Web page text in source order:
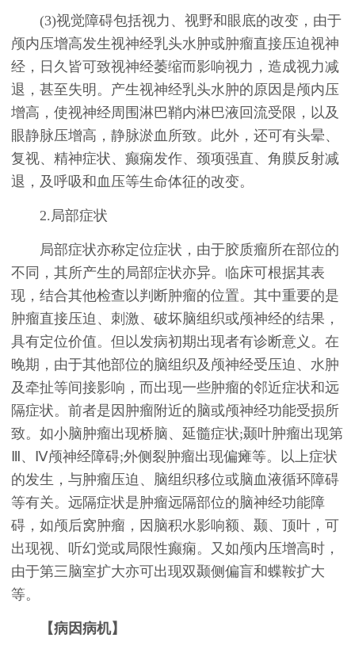
(3)视觉障碍包括视力、视野和眼底的改变，由于
颅内压增高发生视神经乳头水肿或肿瘤直接压迫视神
经，日久皆可致视神经萎缩而影响视力，造成视力减
退，甚至失明。产生视神经乳头水肿的原因是颅内压
增高，使视神经周围淋巴鞘内淋巴液回流受限，以及
眼静脉压增高，静脉淤血所致。此外，还可有头晕、
复视、精神症状、癫痫发作、颈项强直、角膜反射减
退，及呼吸和血压等生命体征的改变。
2.局部症状
局部症状亦称定位症状，由于胶质瘤所在部位的
不同，其所产生的局部症状亦异。临床可根据其表
现，结合其他检查以判断肿瘤的位置。其中重要的是
肿瘤直接压迫、刺激、破坏脑组织或颅神经的结果，
具有定位价值。但以发病初期出现者有诊断意义。在
晚期，由于其他部位的脑组织及颅神经受压迫、水肿
及牵扯等间接影响，而出现一些肿瘤的邻近症状和远
隔症状。前者是因肿瘤附近的脑或颅神经功能受损所
致。如小脑肿瘤出现桥脑、延髓症状;颞叶肿瘤出现第
Ⅲ、Ⅳ颅神经障碍;外侧裂肿瘤出现偏瘫等。以上症状
的发生，与肿瘤压迫、脑组织移位或脑血液循环障碍
等有关。远隔症状是肿瘤远隔部位的脑神经功能障
碍，如颅后窝肿瘤，因脑积水影响额、颞、顶叶，可
出现视、听幻觉或局限性癫痫。又如颅内压增高时，
由于第三脑室扩大亦可出现双颞侧偏盲和蝶鞍扩大
等。
【病因病机】